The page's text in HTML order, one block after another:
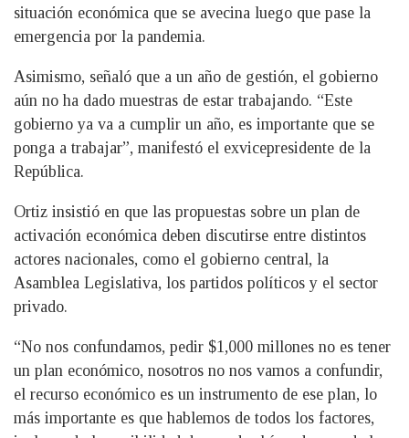
situación económica que se avecina luego que pase la
emergencia por la pandemia.
Asimismo, señaló que a un año de gestión, el gobierno
aún no ha dado muestras de estar trabajando. “Este
gobierno ya va a cumplir un año, es importante que se
ponga a trabajar”, manifestó el exvicepresidente de la
República.
Ortiz insistió en que las propuestas sobre un plan de
activación económica deben discutirse entre distintos
actores nacionales, como el gobierno central, la
Asamblea Legislativa, los partidos políticos y el sector
privado.
“No nos confundamos, pedir $1,000 millones no es tener
un plan económico, nosotros no nos vamos a confundir,
el recurso económico es un instrumento de ese plan, lo
más importante es que hablemos de todos los factores,